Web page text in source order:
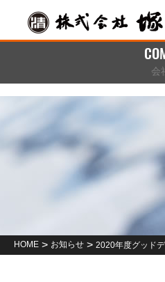
会
HOME > お知らせ > 2020年度グッド